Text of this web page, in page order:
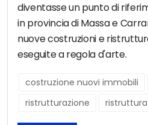
diventasse un punto di
in provincia di Massa e
nuove costruzioni e
eseguite a regola d'arte.
costruzione nuovi immobili
ristrutturazione